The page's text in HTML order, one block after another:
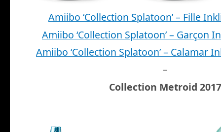
Amiibo ‘Collection Splatoon’ – Fille
Amiibo ‘Collection Splatoon’ – Garçon
Amiibo ‘Collection Splatoon’ – Calamar
–
Collection Metroid 2017